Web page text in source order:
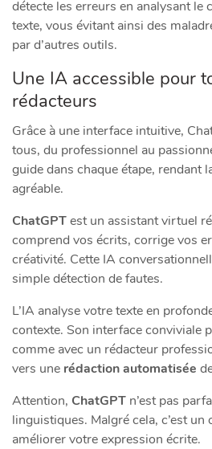
détecte les erreurs en analysant le
texte, vous évitant ainsi des
par d’autres outils.
Une IA accessible pour
rédacteurs
Grâce à une interface intuitive,
tous, du professionnel au
guide dans chaque étape, rendant
agréable.
ChatGPTest un assistant virtuel
comprend vos écrits, corrige vos
créativité. Cette IA
simple détection de fautes.
L’IA analyse votre texte en
contexte. Son interface conviviale
comme avec un rédacteur
vers une rédaction automatisée
Attention, ChatGPT n’est pas
linguistiques. Malgré cela, c’est
améliorer votre expression écrite.